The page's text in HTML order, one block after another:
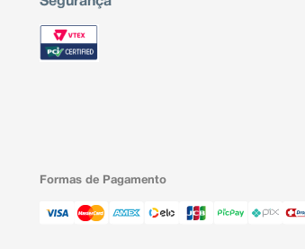
Formas de Pagamento